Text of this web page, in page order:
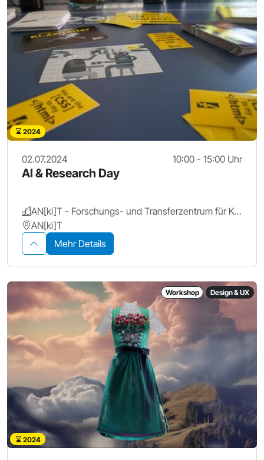
2024
02.07.2024 10:00 - 15:00 Uhr
AI & Research Day
AN[ki]T - Forschungs- und Transferzentrum für Künstliche Intelligenz, Hochschule Ansbach
AN[ki]T
Mehr Details
Workshop Design & UX
2024